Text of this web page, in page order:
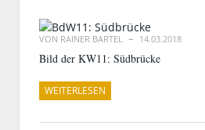
VON RAINER BARTEL 14.03.2018
Bild der KW11: Südbrücke
WEITERLESEN